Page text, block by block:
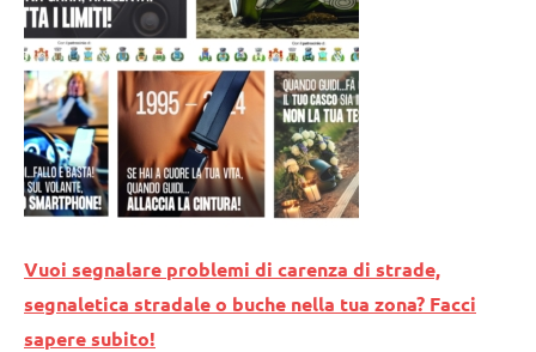
Vuoi segnalare problemi di carenza di strade,
segnaletica stradale o buche nella tua zona? Facci
sapere subito!